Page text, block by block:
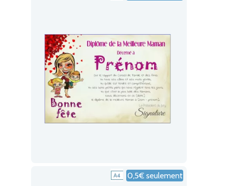
0,5€ seulement